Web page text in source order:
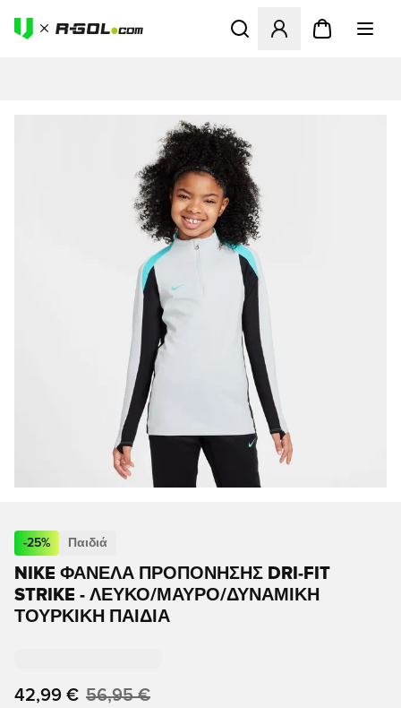
Ανοίγει ένα Modal για να
-25% Παιδιά
NIKE ΦΑΝΈΛΑ ΠΡΟΠΌΝΗΣΗΣ DRI-FIT
STRIKE - ΛΕΥΚΌ/ΜΑΎΡΟ/ΔΥΝΑΜΙΚΉ
ΤΟΥΡΚΙΚΉ ΠΑΙΔΙΆ
42,99 € 56,95 €